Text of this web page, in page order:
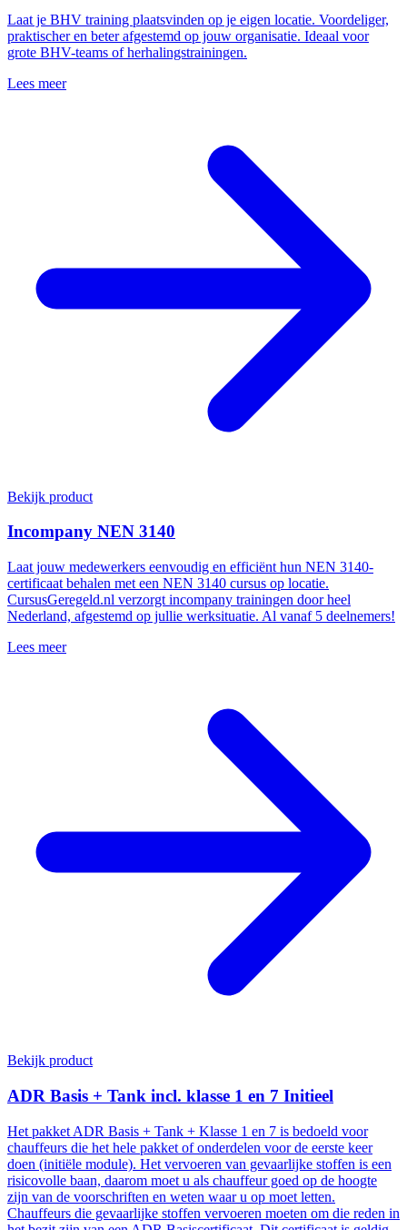
Laat je BHV training plaatsvinden op je eigen locatie. Voordeliger,
praktischer en beter afgestemd op jouw organisatie. Ideaal voor
grote BHV-teams of herhalingstrainingen.
Lees meer
Bekijk product
Incompany NEN 3140
Laat jouw medewerkers eenvoudig en efficiënt hun NEN 3140-
certificaat behalen met een NEN 3140 cursus op locatie.
CursusGeregeld.nl verzorgt incompany trainingen door heel
Nederland, afgestemd op jullie werksituatie. Al vanaf 5 deelnemers!
Lees meer
Bekijk product
ADR Basis + Tank incl. klasse 1 en 7 Initieel
Het pakket ADR Basis + Tank + Klasse 1 en 7 is bedoeld voor
chauffeurs die het hele pakket of onderdelen voor de eerste keer
doen (initiële module). Het vervoeren van gevaarlijke stoffen is een
risicovolle baan, daarom moet u als chauffeur goed op de hoogte
zijn van de voorschriften en weten waar u op moet letten.
Chauffeurs die gevaarlijke stoffen vervoeren moeten om die reden in